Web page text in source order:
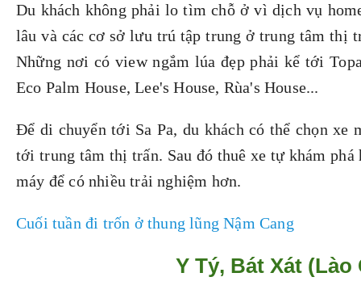
Du khách không phải lo tìm chỗ ở vì dịch vụ
lâu và các cơ sở lưu trú tập trung ở trung tâm thị
Những nơi có view ngắm lúa đẹp phải kể tới
Eco Palm House, Lee's House, Rùa's House...
Để di chuyển tới Sa Pa, du khách có thể chọn xe
tới trung tâm thị trấn. Sau đó thuê xe tự khám
máy để có nhiều trải nghiệm hơn.
Cuối tuần đi trốn ở thung lũng Nậm Cang
Y Tý, Bát Xát (Lào